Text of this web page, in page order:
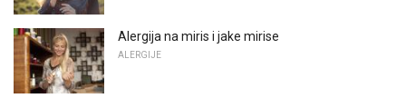
Alergija na miris i jake mirise
ALERGIJE